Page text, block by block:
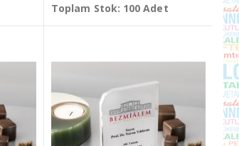
Toplam Stok: 100 Adet